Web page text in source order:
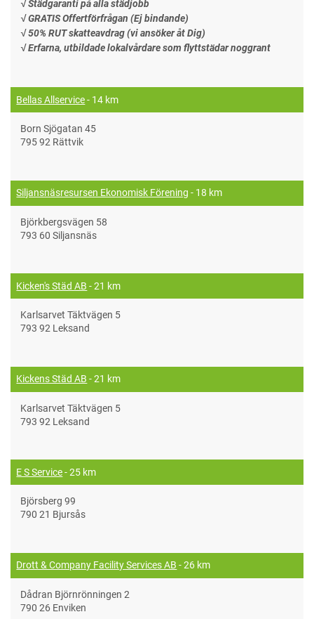
√ Städgaranti på alla städjobb
√ GRATIS Offertförfrågan (Ej bindande)
√ 50% RUT skatteavdrag (vi ansöker åt Dig)
√ Erfarna, utbildade lokalvårdare som flyttstädar noggrant
Bellas Allservice- 14 km
Born Sjögatan 45
795 92 Rättvik
Siljansnäsresursen Ekonomisk Förening - 18 km
Björkbergsvägen 58
793 60 Siljansnäs
Kicken's Städ AB - 21 km
Karlsarvet Täktvägen 5
793 92 Leksand
Kickens Städ AB - 21 km
Karlsarvet Täktvägen 5
793 92 Leksand
E S Service- 25 km
Björsberg 99
790 21 Bjursås
Drott & Company Facility Services AB - 26 km
Dådran Björnrönningen 2
790 26 Enviken